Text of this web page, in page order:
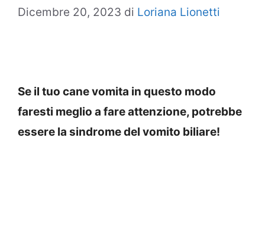
Dicembre 20, 2023 di Loriana Lionetti
Se il tuo cane vomita in questo modo
faresti meglio a fare attenzione, potrebbe
essere la sindrome del vomito biliare!